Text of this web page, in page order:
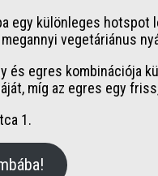
egy különleges hotspot
vegetáriánus
és egres kombinációja
míg az egres egy
1.